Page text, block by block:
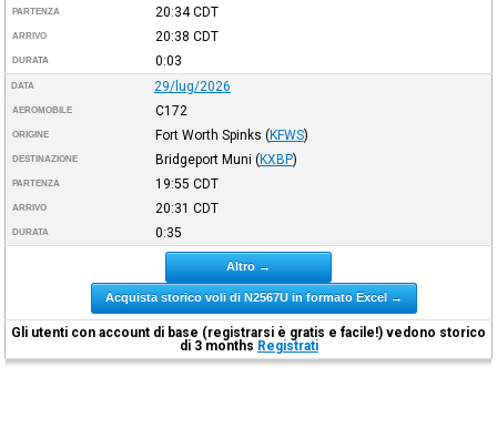
PARTENZA 20:34CDT
ARRIVO 20:38 CDT
DURATA 0:03
DATA 29/lug/2026
AEROMOBILE C172
ORIGINE Fort Worth Spinks (KFWS)
DESTINAZIONE Bridgeport Muni (KXBP)
PARTENZA 19:55 CDT
ARRIVO 20:31 CDT
DURATA 0:35
Altro →
Acquista storico voli di N2567U in formato Excel →
Gli utenti con account di base (registrarsi è gratis e facile!) vedono storico
di 3 months Registrati